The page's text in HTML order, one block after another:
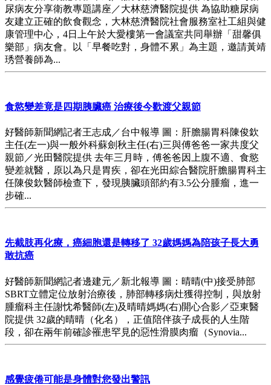
尿病友分享衛教專題講座／大林慈濟醫院提供 為協助糖尿病
友建立正確的飲食觀念，大林慈濟醫院社會服務室社工組與健
康管理中心，4日上午於大愛樓第一會議室共同舉辦「甜馨俱
樂部」病友會。以「早餐吃對，身體不累」為主題，邀請黃靖
琇營養師為...
食慾變差竟是四期胰臟癌 治療後今歡渡父親節
好醫師新聞網記者王志成／台中報導 圖：肝膽腸胃科陳俊欽
主任(左一)與一般外科蘇劍秋主任(右)三與傅爸爸一家共度父
親節／光田醫院提供 去年三月時，傅爸爸因上腹不適、食慾
變差就醫，原以為只是胃疾，卻在光田綜合醫院肝膽腸胃科主
任陳俊欽醫師檢查下，發現胰臟頭部約有3.5公分腫瘤，進一
步確...
先截肢再化療，癌細胞還是轉移了 32歲媽媽為陪孩子長大勇
敢抗癌
好醫師新聞網記者邊建元／新北報導 圖：晴晴(中)接受肺部
SBRT立體定位放射治療後，肺部轉移病灶獲得控制，與放射
腫瘤科主任謝忱希醫師(左)及晴晴媽媽(右)開心合影／亞東醫
院提供 32歲的晴晴（化名），正值陪伴孩子成長的人生階
段，卻在兩年前確診罹患罕見的惡性滑膜肉瘤（Synovia...
感覺疲倦可能是身體對您發出警訊